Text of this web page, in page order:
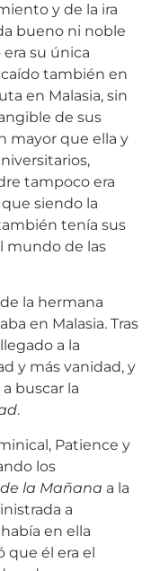
y de la ira
bueno ni noble
su única
también en
en Malasia, sin
de sus
mayor que ella y
tampoco era
siendo la
tenía sus
mundo de las
la hermana
en Malasia. Tras
a la
y más vanidad, y
buscar la
.
Patience y
los
la Mañana a la
a
en ella
que él era el